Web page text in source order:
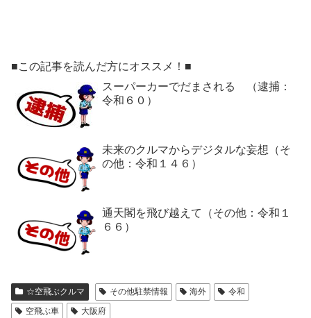
■この記事を読んだ方にオススメ！■
スーパーカーでだまされる （逮捕：
令和６０）
未来のクルマからデジタルな妄想（そ
の他：令和１４６）
通天閣を飛び越えて（その他：令和１
６６）
☆空飛ぶクルマ その他駐禁情報 海外
令和
空飛ぶ車
大阪府